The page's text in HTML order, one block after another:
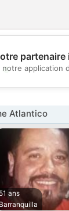
partenaire
notre application
Atlantico
ans
Barranquilla